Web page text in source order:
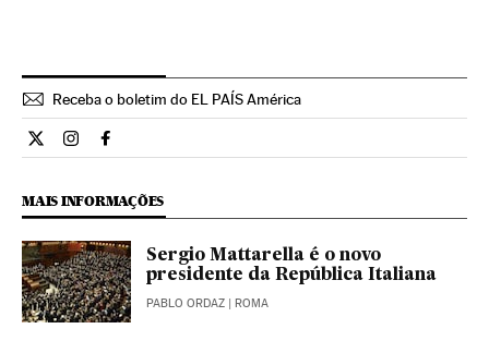
Receba o boletim do EL PAÍS América
Internacional El País Brasil en Twitter
Internacional El País Brasil en Instagram
Internacional El País Brasil en Facebook
MAIS INFORMAÇÕES
Sergio Mattarella é o novo
presidente da República Italiana
PABLO ORDAZ | ROMA